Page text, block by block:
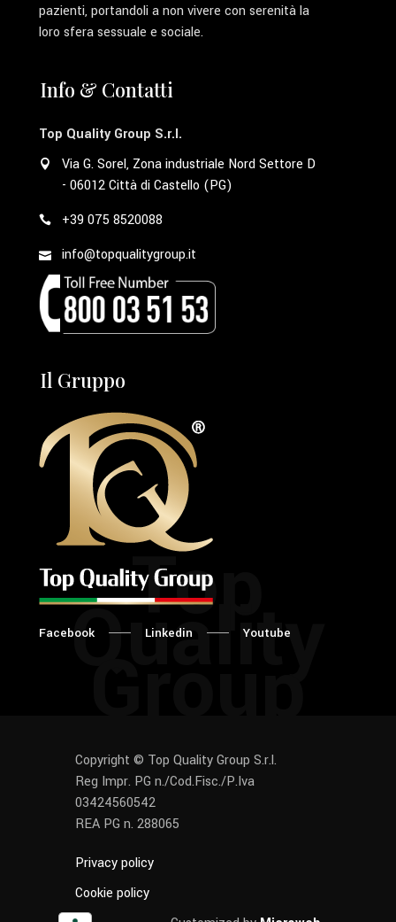
Top
Quality
pazienti, portandoli a non vivere con serenità la
loro sfera sessuale e sociale.
Info & Contatti
Top Quality Group S.r.l.
Via G. Sorel, Zona industriale Nord Settore D
- 06012 Città di Castello (PG)
+39 075 8520088
info@topqualitygroup.it
Il Gruppo
Facebook Linkedin Youtube
Copyright © Top Quality Group S.r.l.
Reg Impr. PG n./Cod.Fisc./P.Iva
03424560542
REA PG n. 288065
Privacy policy
Cookie policy